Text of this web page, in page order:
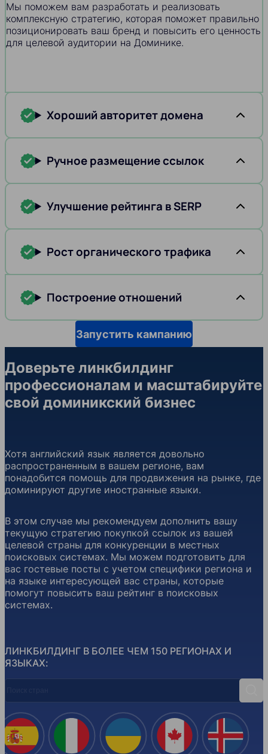
Мы поможем вам разработать и реализовать
комплексную стратегию, которая поможет правильно
позиционировать ваш бренд и повысить его ценность
для целевой аудитории на Доминике.
Хороший авторитет домена
Ручное размещение ссылок
Улучшение рейтинга в SERP
Рост органического трафика
Построение отношений
Запустить кампанию
Доверьте линкбилдинг
профессионалам и масштабируйте
свой доминикский бизнес
ЛИНКБИЛДИНГ В БОЛЕЕ ЧЕМ 150 РЕГИОНАХ И
ЯЗЫКАХ:
Хотя английский язык является довольно
распространенным в вашем регионе, вам
понадобится помощь для продвижения на рынке, где
доминируют другие иностранные языки.
В этом случае мы рекомендуем дополнить вашу
текущую стратегию покупкой ссылок из вашей
целевой страны для конкуренции в местных
поисковых системах. Мы можем подготовить для
вас гостевые посты с учетом специфики региона и
на языке интересующей вас страны, которые
помогут повысить ваш рейтинг в поисковых
системах.
Испания Италия Украина Канада